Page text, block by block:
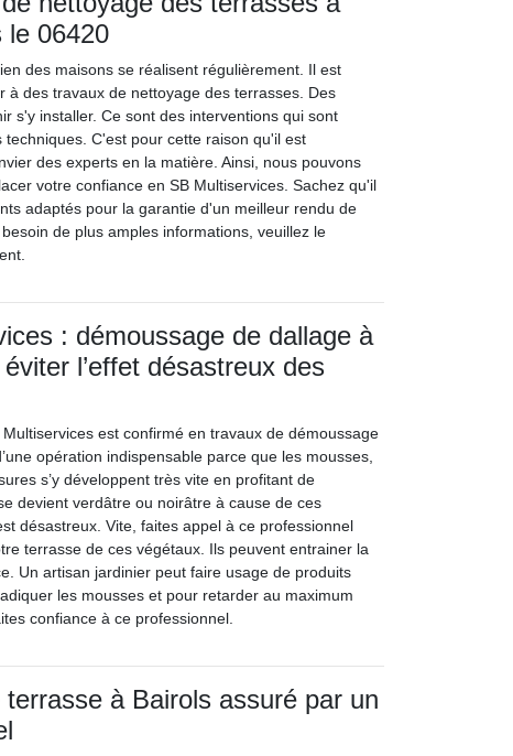
le 06420
des maisons se réalisent régulièrement. Il est
à des travaux de nettoyage des terrasses. Des
s'y installer. Ce sont des interventions qui sont
techniques. C'est pour cette raison qu'il est
des experts en la matière. Ainsi, nous pouvons
votre confiance en SB Multiservices. Sachez qu'il
adaptés pour la garantie d'un meilleur rendu de
de plus amples informations, veuillez le
: démoussage de dallage à
l’effet désastreux des
est confirmé en travaux de démoussage
opération indispensable parce que les mousses,
s’y développent très vite en profitant de
devient verdâtre ou noirâtre à cause de ces
désastreux. Vite, faites appel à ce professionnel
terrasse de ces végétaux. Ils peuvent entrainer la
Un artisan jardinier peut faire usage de produits
les mousses et pour retarder au maximum
confiance à ce professionnel.
terrasse à Bairols assuré par un